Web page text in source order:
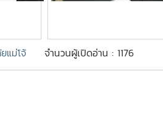
แม่โจ้ จำนวนผู้เปิดอ่าน : 1176